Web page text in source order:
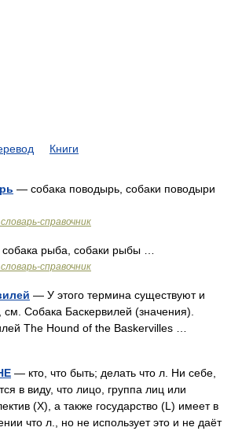
Книги
— собака поводырь, собаки поводыри
справочник
рыба, собаки рыбы …
справочник
— У этого термина существуют и
см. Собака Баскервилей (значения).
The Hound of the Baskervilles …
— кто, что быть; делать что л. Ни себе,
в виду, что лицо, группа лиц или
(Х), а также государство (L) имеет в
что л., но не использует это и не даёт